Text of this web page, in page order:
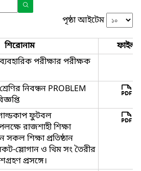
পৃষ্ঠা আইটেম
শিরোনাম
ফাইল
পরীক্ষার পরীক্ষক
নিবন্ধন PROBLEM
গোল্ডকাপ ফুটবল
রাজশাহী শিক্ষা
শিক্ষা প্রতিষ্ঠান
স্লোগান ও থিম সং তৈরীর
প্রসঙ্গে।